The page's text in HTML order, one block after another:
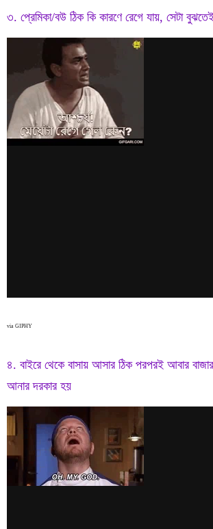
৩. প্রেমিকা/বউ ঠিক কি কারণে রেগে যায়, সেটা বুঝতেই
via GIPHY
৪. বাইরে থেকে বাসায় আসার ঠিক পরপরই আবার
আনার দরকার হয়